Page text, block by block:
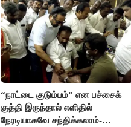
“நாட்டை குடும்பம்” என பச்சைக்
குத்தி இருந்தால் எளிதில்
நேரடியாகவே சந்திக்கலாம்-